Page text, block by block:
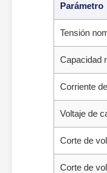
Parámetro
Tensión
Capacidad
Corriente
Voltaje de
Corte de
Corte de